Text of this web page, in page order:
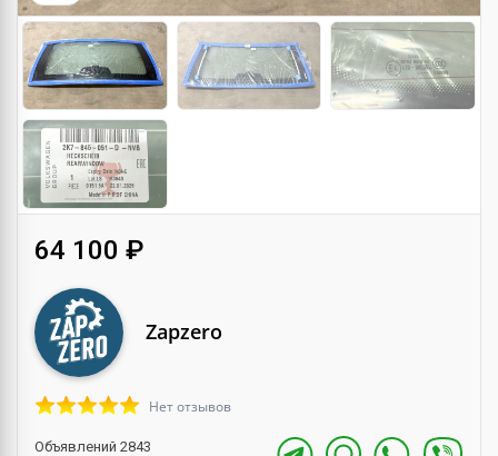
64 100 ₽
Zapzero
Нет отзывов
Объявлений 2843